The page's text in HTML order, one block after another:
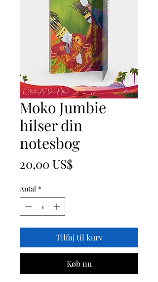
Moko Jumbie
hilser din
notesbog
20,00 US$
Antal *
Tilføj til kurv
Køb nu